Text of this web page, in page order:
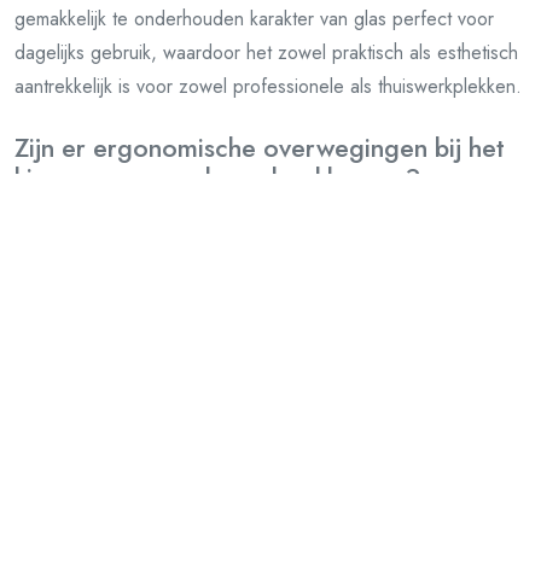
gemakkelijk te onderhouden karakter van glas perfect voor
dagelijks gebruik, waardoor het zowel praktisch als esthetisch
aantrekkelijk is voor zowel professionele als thuiswerkplekken.
Zijn er ergonomische overwegingen bij het
kiezen van een glazen hoekbureau?